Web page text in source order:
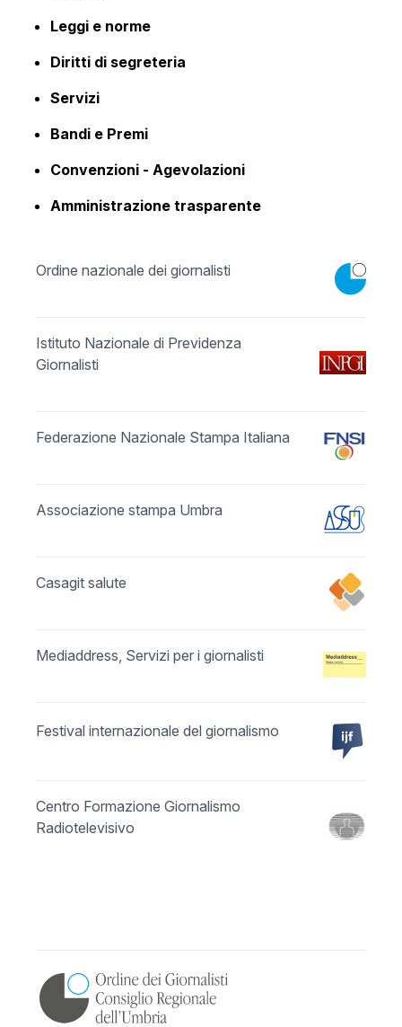
Leggi e norme
Diritti di segreteria
Servizi
Bandi e Premi
Convenzioni - Agevolazioni
Amministrazione trasparente
Ordine nazionale dei giornalisti
Istituto Nazionale di Previdenza
Giornalisti
Federazione Nazionale Stampa Italiana
Associazione stampa Umbra
Casagit salute
Mediaddress, Servizi per i giornalisti
Festival internazionale del giornalismo
Centro Formazione Giornalismo
Radiotelevisivo